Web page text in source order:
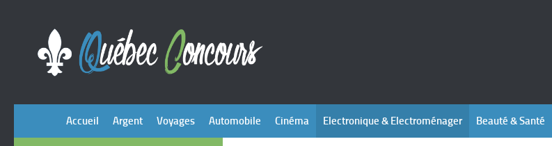
Accueil Argent Voyages Automobile Cinéma Electronique & Electroménager Beauté & Santé